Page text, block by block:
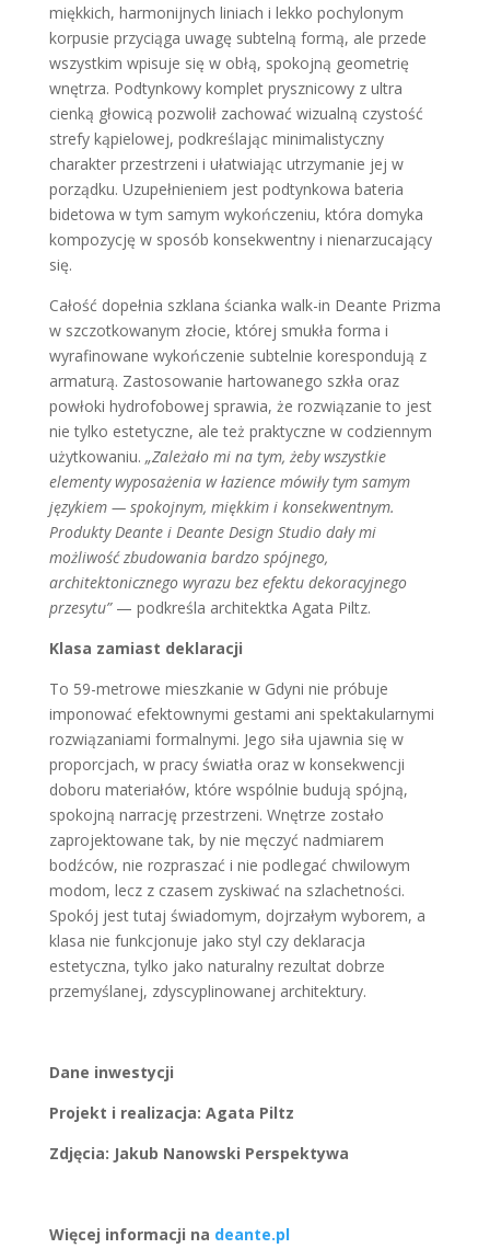
miękkich, harmonijnych liniach i lekko pochylonym
korpusie przyciąga uwagę subtelną formą, ale przede
wszystkim wpisuje się w obłą, spokojną geometrię
wnętrza. Podtynkowy komplet prysznicowy z ultra
cienką głowicą pozwolił zachować wizualną czystość
strefy kąpielowej, podkreślając minimalistyczny
charakter przestrzeni i ułatwiając utrzymanie jej w
porządku. Uzupełnieniem jest podtynkowa bateria
bidetowa w tym samym wykończeniu, która domyka
kompozycję w sposób konsekwentny i nienarzucający
się.
Całość dopełnia szklana ścianka walk-in Deante Prizma
w szczotkowanym złocie, której smukła forma i
wyrafinowane wykończenie subtelnie korespondują z
armaturą. Zastosowanie hartowanego szkła oraz
powłoki hydrofobowej sprawia, że rozwiązanie to jest
nie tylko estetyczne, ale też praktyczne w codziennym
użytkowaniu. „Zależało mi na tym, żeby wszystkie
elementy wyposażenia w łazience mówiły tym samym
językiem — spokojnym, miękkim i konsekwentnym.
Produkty Deante i Deante Design Studio dały mi
możliwość zbudowania bardzo spójnego,
architektonicznego wyrazu bez efektu dekoracyjnego
przesytu”— podkreśla architektka Agata Piltz.
Klasa zamiast deklaracji
To 59-metrowe mieszkanie w Gdyni nie próbuje
imponować efektownymi gestami ani spektakularnymi
rozwiązaniami formalnymi. Jego siła ujawnia się w
proporcjach, w pracy światła oraz w konsekwencji
doboru materiałów, które wspólnie budują spójną,
spokojną narrację przestrzeni. Wnętrze zostało
zaprojektowane tak, by nie męczyć nadmiarem
bodźców, nie rozpraszać i nie podlegać chwilowym
modom, lecz z czasem zyskiwać na szlachetności.
Spokój jest tutaj świadomym, dojrzałym wyborem, a
klasa nie funkcjonuje jako styl czy deklaracja
estetyczna, tylko jako naturalny rezultat dobrze
przemyślanej, zdyscyplinowanej architektury.
Dane inwestycji
Projekt i realizacja: Agata Piltz
Zdjęcia: Jakub Nanowski Perspektywa
Więcej informacji na deante.pl